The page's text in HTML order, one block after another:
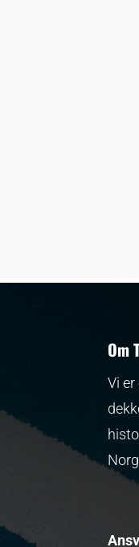
Om
Vi